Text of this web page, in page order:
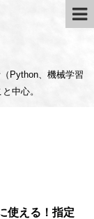
Python、機械学習
中心。
使える！指定